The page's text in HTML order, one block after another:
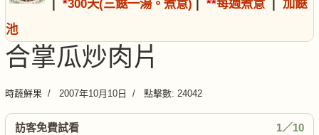
| *300天(三餸一湯。煮意) | **每週煮意 | 加餸
池
合掌瓜炒肉片
時蔬鮮果 2007年10月10日 點擊數: 24042
訪客免費試看 1／10